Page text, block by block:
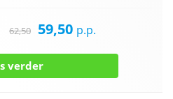
62,50 59,50 p.p.
verder